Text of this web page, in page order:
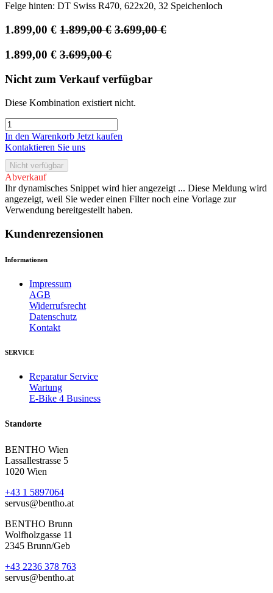
Felge hinten: DT Swiss R470, 622x20, 32 Speichenloch
1.899,00 € 1.899,00€ 3.699,00€
1.899,00 € 3.699,00€
Nicht zum Verkauf verfügbar
Diese Kombination existiert nicht.
In den Warenkorb Jetzt kaufen
Kontaktieren Sie uns
Nicht verfügbar
Abverkauf
Ihr dynamisches Snippet wird hier angezeigt ... Diese Meldung wird
angezeigt, weil Sie weder einen Filter noch eine Vorlage zur
Verwendung bereitgestellt haben.
Kundenrezensionen
Informationen
Impressum
AGB
Widerrufsrecht
Datenschutz
Kontakt
SERVICE
Reparatur Service
Wartung
E-Bike 4 Business
Standorte
BENTHO Wien
Lassallestrasse 5
1020 Wien
+43 1 5897064
servus@bentho.at
BENTHO Brunn
Wolfholzgasse 11
2345 Brunn/Geb
+43 2236 378 763
servus@bentho.at